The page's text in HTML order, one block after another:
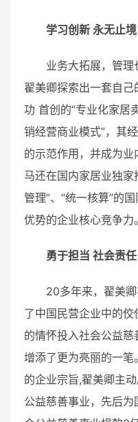
学习创新 永无止境
业务大拓展，管理
翟美卿探索出一套自
功 首创的“专业化家居
销经营商业模式”，其
的示范作用，并成为
马还在国内家居业独家
管理”、“统一核算”的
优势的企业核心竞争力。
勇于担当 社会责任
20多年来，翟美
了中国民营企业中的
的情怀投入社会公益
增添了更为亮丽的一笔
的企业宗旨,翟美卿主
公益慈善事业，先后